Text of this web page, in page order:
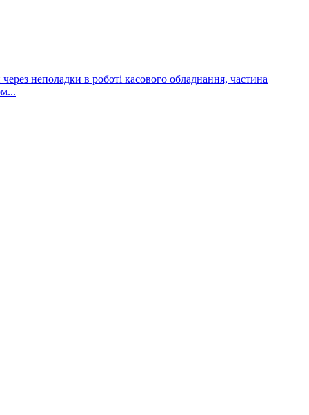
неполадки в роботі касового обладнання, частина